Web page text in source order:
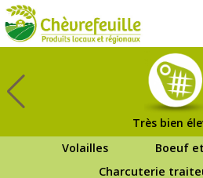
Très bien
Volailles
Boeuf
Charcuterie